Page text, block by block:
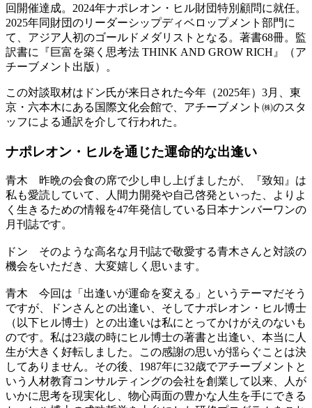
回開催達成。2024年ナポレオン・ヒル財団特別顧問に就任。
2025年同財団のリーダーシップディベロップメント部門に
て、アジア人初のゴールドメダリストとなる。著書68冊。監
訳書に『巨富を築く思考法 THINK AND GROW RICH』（ア
チーブメント出版）。
この対談取材はドン氏が来日された今年（2025年）3月、東
京・六本木にある国際文化会館で、アチーブメント㈱のスタ
ッフによる通訳を介して行われた。
ナポレオン・ヒルを通じた運命的な出逢い
青木 昨晩の会食の席で少し申し上げましたが、『致知』は
私も愛読していて、人間力開発や自己啓発といった、よりよ
く生きるための情報を47年発信している日本ナンバーワンの
月刊誌です。
ドン そのような高名な月刊誌で敬愛する青木さんと対談の
機会をいただき、大変嬉しく思います。
青木 今回は「出逢いが運命を変える」というテーマだそう
ですが、ドンさんとの出逢い、そしてナポレオン・ヒル博士
（以下ヒル博士）との出逢いは私にとってかけがえのないも
のです。私は23歳の時にヒル博士の著書と出逢い、本当に人
生が大きく好転しました。この感謝の思いが揺らぐことは決
してありません。その後、1987年に32歳でアチーブメントと
いう人材教育コンサルティングの会社を創業して以来、人が
いかに思考を現実化し、物心両面の豊かな人生を手にできる